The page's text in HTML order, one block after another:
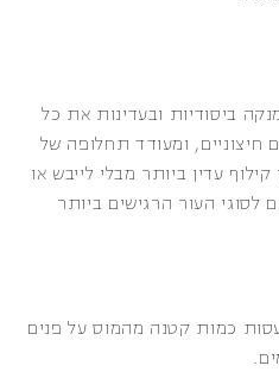
ביסודיות ובעדינות את כל
חיצוניים, ומעודד תחלופה של
עדין ביותר מבלי לייבש או
לסוגי העור הרגישים ביותר
כמות קטנה מהמוס על פנים